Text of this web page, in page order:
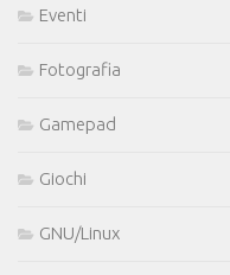
Eventi
Fotografia
Gamepad
Giochi
GNU/Linux